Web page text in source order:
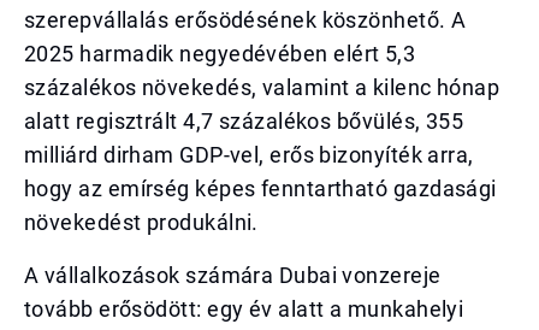
szerepvállalás erősödésének köszönhető. A
2025 harmadik negyedévében elért 5,3
százalékos növekedés, valamint a kilenc hónap
alatt regisztrált 4,7 százalékos bővülés, 355
milliárd dirham GDP-vel, erős bizonyíték arra,
hogy az emírség képes fenntartható gazdasági
növekedést produkálni.
A vállalkozások számára Dubai vonzereje
tovább erősödött: egy év alatt a munkahelyi